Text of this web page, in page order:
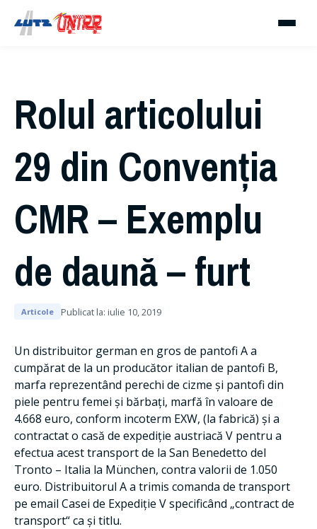
Rolul articolului
29 din Convenția
CMR – Exemplu
de daună – furt
Articole Publicat la: iulie 10, 2019
Un distribuitor german en gros de pantofi A a
cumpărat de la un producător italian de pantofi B,
marfa reprezentând perechi de cizme și pantofi din
piele pentru femei și bărbați, marfă în valoare de
4.668 euro, conform incoterm EXW, (la fabrică) și a
contractat o casă de expediție austriacă V pentru a
efectua acest transport de la San Benedetto del
Tronto – Italia la München, contra valorii de 1.050
euro. Distribuitorul A a trimis comanda de transport
pe email Casei de Expediție V specificând „contract de
transport“ ca și titlu.